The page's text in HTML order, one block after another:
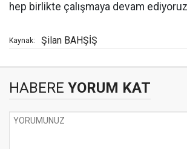
hep birlikte çalışmaya devam
Kaynak: Şilan BAHŞİŞ
HABERE YORUM KAT